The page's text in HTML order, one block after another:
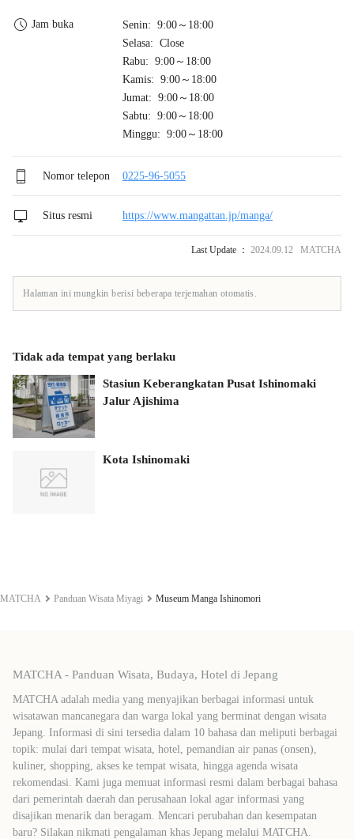
Jam buka
Senin: 9:00～18:00
Selasa: Close
Rabu: 9:00～18:00
Kamis: 9:00～18:00
Jumat: 9:00～18:00
Sabtu: 9:00～18:00
Minggu: 9:00～18:00
Nomor telepon 0225-96-5055
Situs resmi https://www.mangattan.jp/manga/
Last Update ： 2024.09.12 MATCHA
Halaman ini mungkin berisi beberapa terjemahan otomatis.
Tidak ada tempat yang berlaku
Stasiun Keberangkatan Pusat Ishinomaki
Jalur Ajishima
Kota Ishinomaki
MATCHA Panduan Wisata Miyagi Museum Manga Ishinomori
MATCHA - Panduan Wisata, Budaya, Hotel di Jepang
MATCHA adalah media yang menyajikan berbagai informasi untuk
wisatawan mancanegara dan warga lokal yang berminat dengan wisata
Jepang. Informasi di sini tersedia dalam 10 bahasa dan meliputi berbagai
topik: mulai dari tempat wisata, hotel, pemandian air panas (onsen),
kuliner, shopping, akses ke tempat wisata, hingga agenda wisata
rekomendasi. Kami juga memuat informasi resmi dalam berbagai bahasa
dari pemerintah daerah dan perusahaan lokal agar informasi yang
disajikan menarik dan beragam. Mencari perubahan dan kesempatan
baru? Silakan nikmati pengalaman khas Jepang melalui MATCHA.